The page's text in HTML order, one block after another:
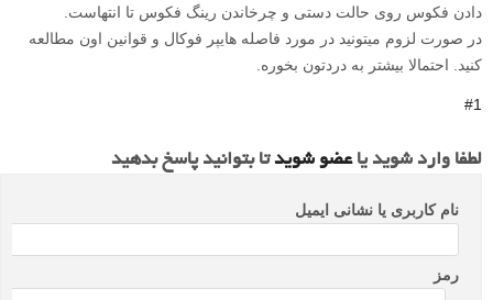
دادن فکوس روی حالت دستی و چرخاندن رینگ فکوس تا انتهاست.
در صورت لزوم میتونید در مورد فاصله هایپر فوکال و قوانین اون مطالعه
کنید. احتمالا بیشتر به دردتون بخوره.
#1
لطفا وارد شوید یاعضو شویدتا بتوانید پاسخ بدهید
نام کاربری یا نشانی ایمیل
رمز